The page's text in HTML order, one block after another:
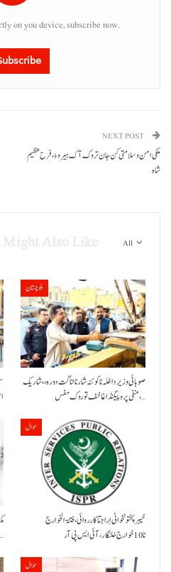
on you device, subscribe now.
NEXT POST
ملکی امن و سلامتی کن جان تروک آک ہیرو ءُ، فرح عظیم
شاہ
All
بلوچستان
صوبائی وزیر داخلہ نا کوئٹہ شار نا اناگت دورہ،، شاریک
منفی پروپیگنڈا غا خف توروک مفس،…
ءُ پیشرفت اسے،وزیراعلیٰ میر سرفراز…
حوال
خیبر پختونخوا ٹی اِرا جتا کارروائی، فتنۃ الخوارج
نا 10خوارج خلنگار،آئی ایس پی آر
حوال